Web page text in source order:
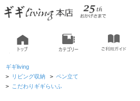
ギギliving
> リビング収納 > ペン立て
> こだわりギギらいふ